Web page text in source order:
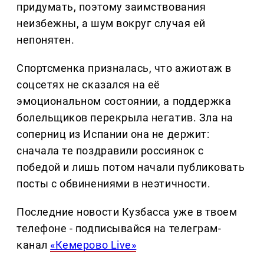
придумать, поэтому заимствования
неизбежны, а шум вокруг случая ей
непонятен.
Спортсменка призналась, что ажиотаж в
соцсетях не сказался на её
эмоциональном состоянии, а поддержка
болельщиков перекрыла негатив. Зла на
соперниц из Испании она не держит:
сначала те поздравили россиянок с
победой и лишь потом начали публиковать
посты с обвинениями в неэтичности.
Последние новости Кузбасса уже в твоем
телефоне - подписывайся на телеграм-
канал «Кемерово Live»